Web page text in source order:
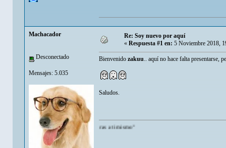
Machacador
Desconectado
Mensajes: 5.035
Re: Soy nuevo por aquí
« Respuesta #1 en: 5 Noviembre 2018,
Bienvenido zakuu.. aquí no hace falta presentarse,
Saludos.
admirarte mas de lo que tu te admiras a ti mismo"